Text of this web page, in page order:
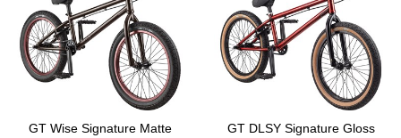
GT Wise Signature Matte
GT DLSY Signature Gloss